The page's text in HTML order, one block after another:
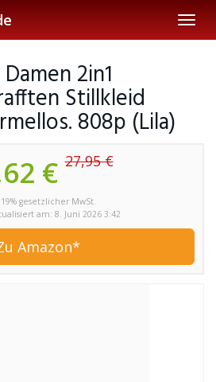
2in1
Stillkleid
808p (Lila)
€27,95 €
gesetzlicher MwSt.
am: 8. Juni 2026 3:42
Amazon*